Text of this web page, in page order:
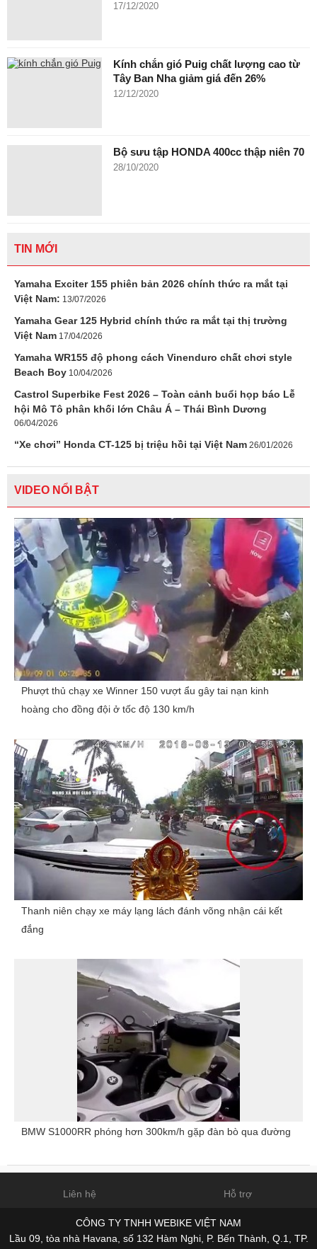
17/12/2020
Kính chắn gió Puig chất lượng cao từ
Tây Ban Nha giảm giá đến 26%
12/12/2020
Bộ sưu tập HONDA 400cc thập niên 70
28/10/2020
TIN MỚI
Yamaha Exciter 155 phiên bản 2026 chính thức ra mắt tại
Việt Nam: 13/07/2026
Yamaha Gear 125 Hybrid chính thức ra mắt tại thị trường
Việt Nam 17/04/2026
Yamaha WR155 độ phong cách Vinenduro chất chơi style
Beach Boy 10/04/2026
Castrol Superbike Fest 2026 – Toàn cảnh buổi họp báo Lễ
hội Mô Tô phân khối lớn Châu Á – Thái Bình Dương
06/04/2026
“Xe chơi” Honda CT-125 bị triệu hồi tại Việt Nam 26/01/2026
VIDEO NỔI BẬT
Phượt thủ chạy xe Winner 150 vượt ẩu gây tai nạn kinh
hoàng cho đồng đội ở tốc độ 130 km/h
Thanh niên chạy xe máy lạng lách đánh võng nhận cái kết
đắng
BMW S1000RR phóng hơn 300km/h gặp đàn bò qua đường
Liên hệ Hỗ trợ
CÔNG TY TNHH WEBIKE VIỆT NAM
Lầu 09, tòa nhà Havana, số 132 Hàm Nghi, P. Bến Thành, Q.1, TP.